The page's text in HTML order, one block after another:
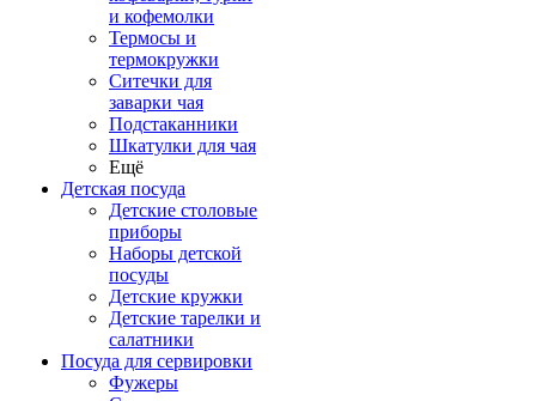
и кофемолки
Термосы и
термокружки
Ситечки для
заварки чая
Подстаканники
Шкатулки для чая
Ещё
Детская посуда
Детские столовые
приборы
Наборы детской
посуды
Детские кружки
Детские тарелки и
салатники
Посуда для сервировки
Фужеры